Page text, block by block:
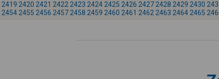
2419 2420 2421 2422 2423 2424 2425 2426 2427 2428 2429 2430
2454 2455 2456 2457 2458 2459 2460 2461 2462 2463 2464 2465